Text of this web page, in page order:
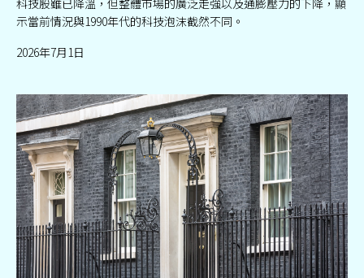
示當前情況與1990年代的科技泡沫截然不同。
2026年7月1日